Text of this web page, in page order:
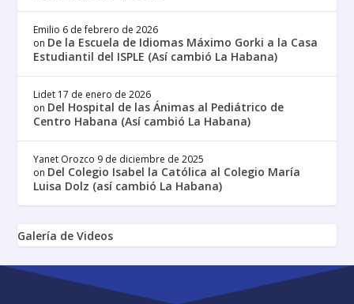
Emilio 6 de febrero de 2026
on De la Escuela de Idiomas Máximo Gorki a la Casa
Estudiantil del ISPLE (Así cambió La Habana)
Lidet 17 de enero de 2026
on Del Hospital de las Ánimas al Pediátrico de
Centro Habana (Así cambió La Habana)
Yanet Orozco 9 de diciembre de 2025
on Del Colegio Isabel la Católica al Colegio María
Luisa Dolz (así cambió La Habana)
Galería de Videos